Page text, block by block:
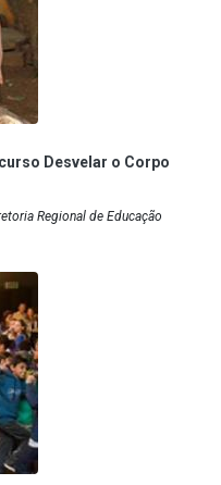
Desvelar o Corpo
Regional de Educação